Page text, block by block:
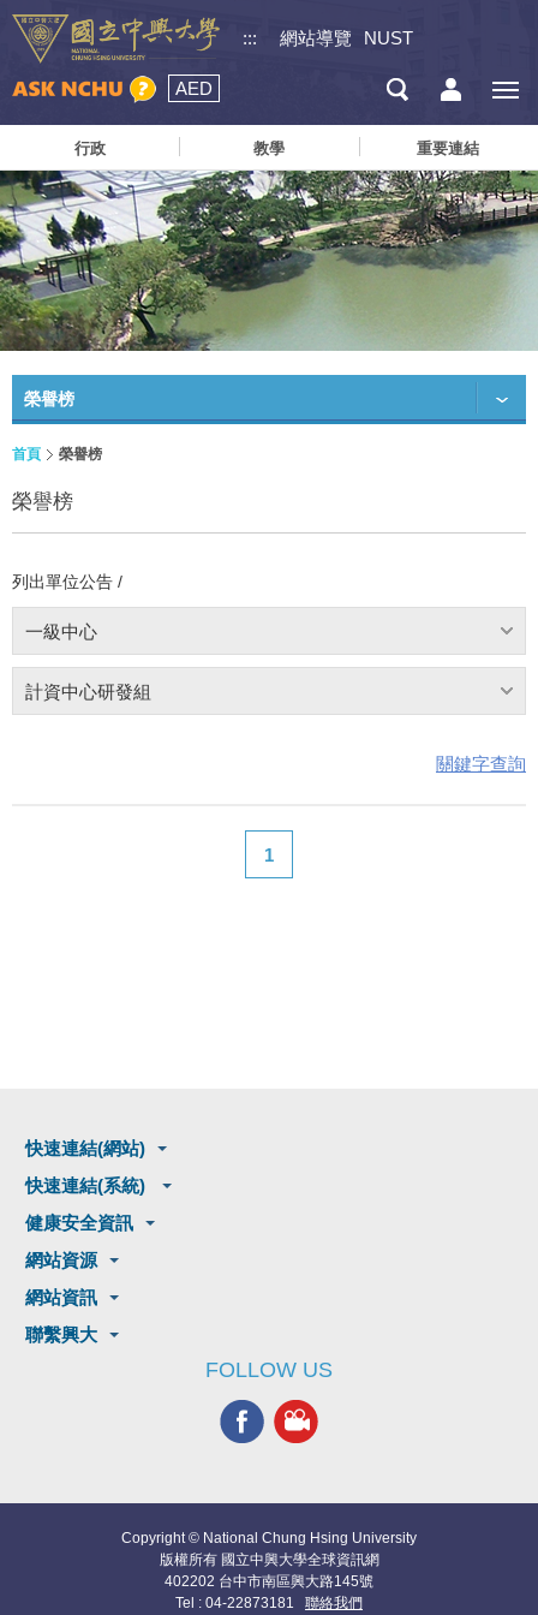
::: 網站導覽 NUST
AED
行政 教學 重要連結
榮譽榜
首頁 榮譽榜
榮譽榜
列出單位公告 /
一級中心
計資中心研發組
關鍵字查詢
1
快速連結(網站)
快速連結(系統)
健康安全資訊
網站資源
網站資訊
聯繫興大
FOLLOW US
Copyright © National Chung Hsing University
版權所有 國立中興大學全球資訊網
402202 台中市南區興大路145號
Tel : 04-22873181 聯絡我們